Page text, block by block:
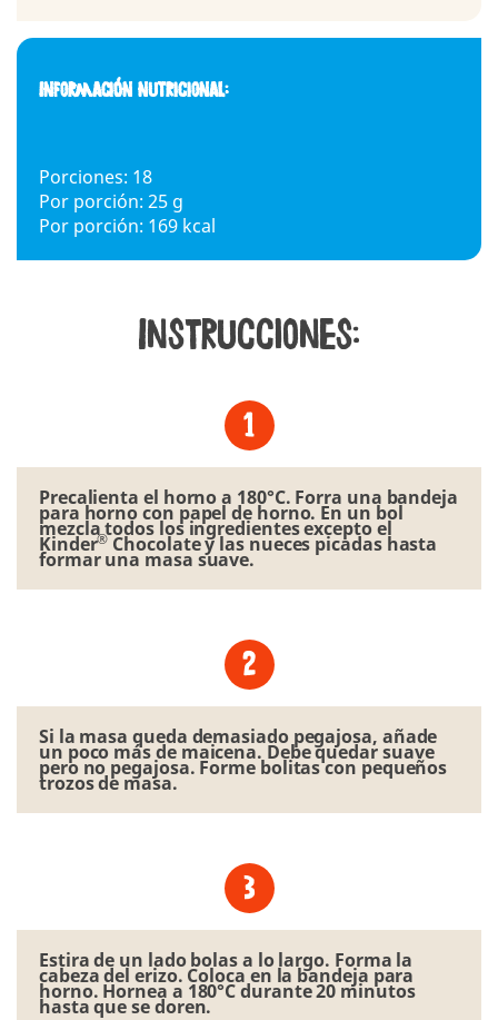
Información nutricional:
Porciones: 18
Por porción: 25 g
Por porción: 169 kcal
Instrucciones:
Precalienta el horno a 180°C. Forra una bandeja
para horno con papel de horno. En un bol
mezcla todos los ingredientes excepto el
Kinder® Chocolate y las nueces picadas hasta
formar una masa suave.
Si la masa queda demasiado pegajosa, añade
un poco más de maicena. Debe quedar suave
pero no pegajosa. Forme bolitas con pequeños
trozos de masa.
Estira de un lado bolas a lo largo. Forma la
cabeza del erizo. Coloca en la bandeja para
horno. Hornea a 180°C durante 20 minutos
hasta que se doren.